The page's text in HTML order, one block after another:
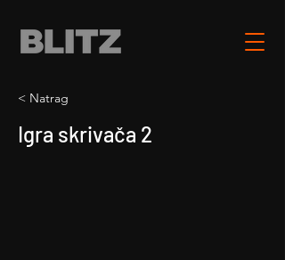
< Natrag
Igra skrivača 2